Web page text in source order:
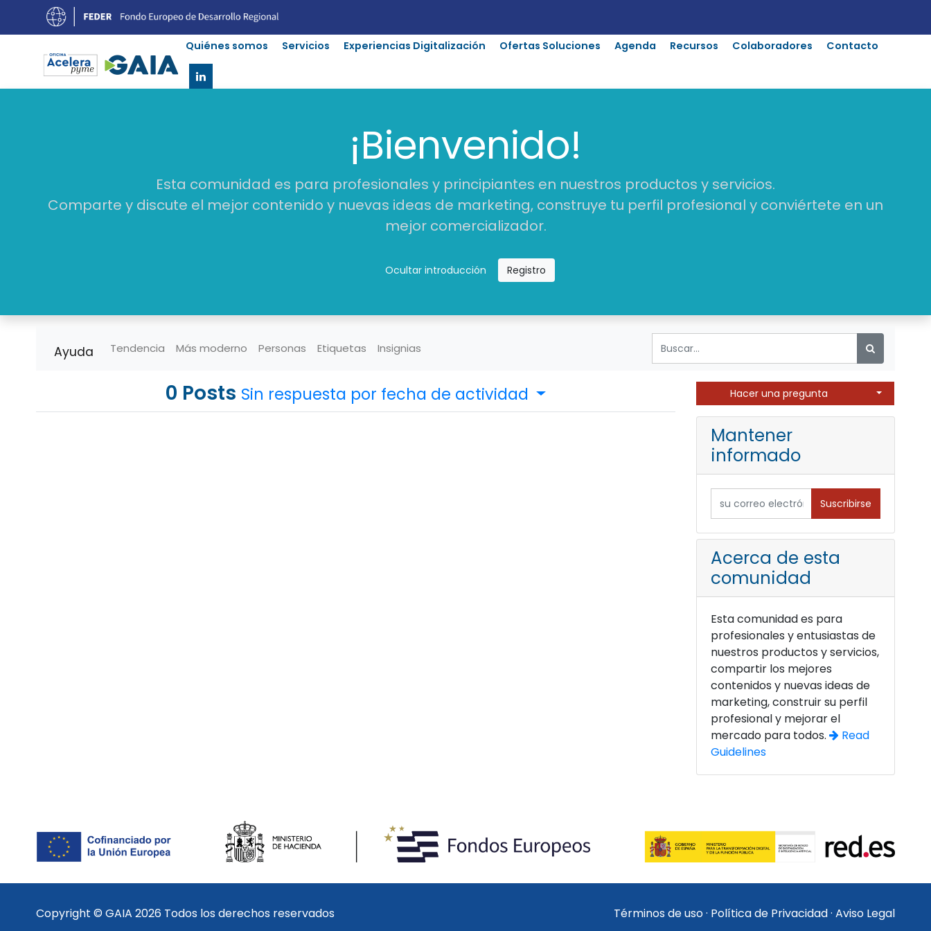
Quiénes somos Servicios Experiencias Digitalización Ofertas Soluciones Agenda Recursos Colaboradores Contacto
¡Bienvenido!
Esta comunidad es para profesionales y principiantes en nuestros productos y servicios.
Comparte y discute el mejor contenido y nuevas ideas de marketing, construye tu perfil profesional y conviértete en un
mejor comercializador.
Ocultar introducción Registro
Ayuda Tendencia Más moderno Personas Etiquetas Insignias
0 Posts Sin respuesta por fecha de actividad Hacer una pregunta Select Post
Mantener
informado
Suscribirse
Acerca de esta
comunidad
Esta comunidad es para
profesionales y entusiastas de
nuestros productos y servicios,
compartir los mejores
contenidos y nuevas ideas de
marketing, construir su perfil
profesional y mejorar el
mercado para todos.
Read
Guidelines
Copyright © GAIA 2026 Todos los derechos reservados Términos de uso· Política de Privacidad· Aviso Legal